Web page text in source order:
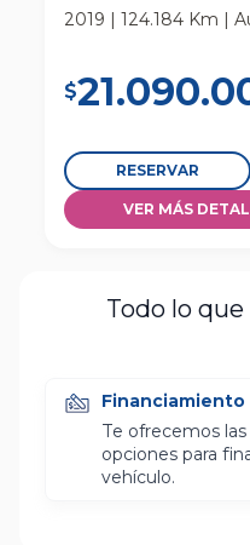
2019 | 124.184 Km |
$
RESERVAR
VER MÁS
Todo lo
Financiamiento
Te ofrecemos
opciones para
vehículo.